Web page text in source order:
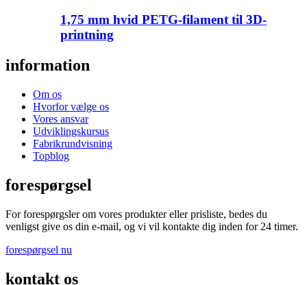
1,75 mm hvid PETG-filament til 3D-
printning
information
Om os
Hvorfor vælge os
Vores ansvar
Udviklingskursus
Fabrikrundvisning
Topblog
forespørgsel
For forespørgsler om vores produkter eller prisliste, bedes du
venligst give os din e-mail, og vi vil kontakte dig inden for 24 timer.
forespørgsel nu
kontakt os